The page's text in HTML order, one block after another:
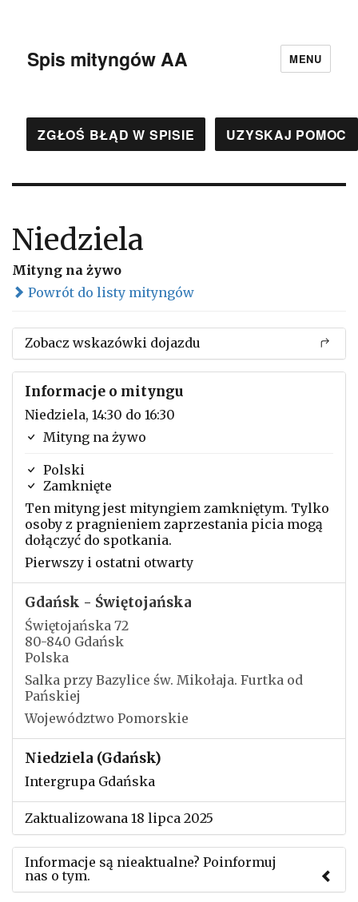
Spis mityngów AA MENU
ZGŁOŚ BŁĄD W SPISIE UZYSKAJ POMOC
Niedziela
Mityng na żywo
Powrót do listy mityngów
Zobacz wskazówki dojazdu
Informacje o mityngu
Niedziela, 14:30 do 16:30
Mityng na żywo
Polski
Zamknięte
Ten mityng jest mityngiem zamkniętym. Tylko
osoby z pragnieniem zaprzestania picia mogą
dołączyć do spotkania.
Pierwszy i ostatni otwarty
Gdańsk - Świętojańska
Świętojańska 72
80-840 Gdańsk
Polska
Salka przy Bazylice św. Mikołaja. Furtka od
Pańskiej
Województwo Pomorskie
Niedziela (Gdańsk)
Intergrupa Gdańska
Zaktualizowana 18 lipca 2025
Informacje są nieaktualne? Poinformuj
nas o tym.